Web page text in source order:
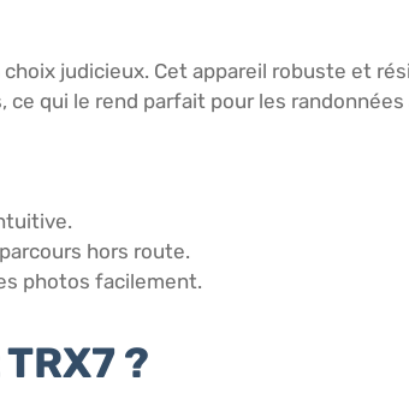
judicieux. Cet appareil robuste et
qui le rend parfait pour les
hors route.
photos facilement.
?